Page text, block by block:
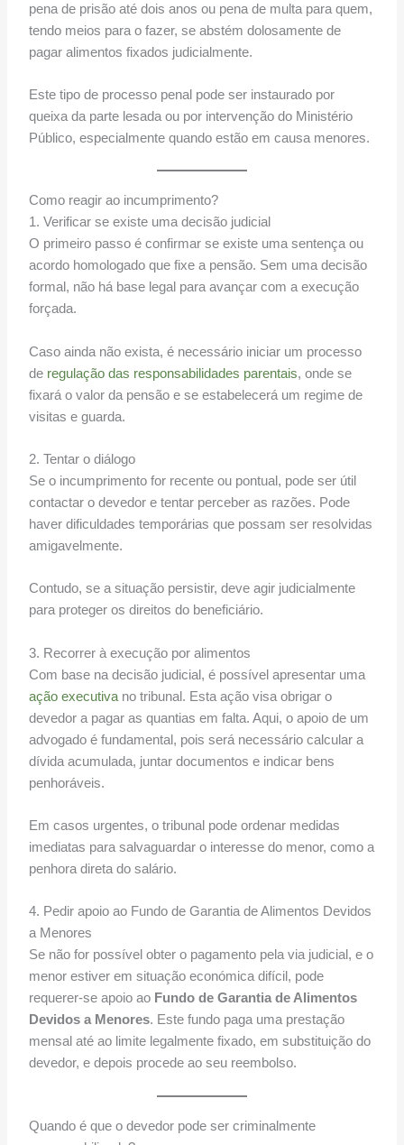
pena de prisão até dois anos ou pena de multa para quem,
tendo meios para o fazer, se abstém dolosamente de
pagar alimentos fixados judicialmente.
Este tipo de processo penal pode ser instaurado por
queixa da parte lesada ou por intervenção do Ministério
Público, especialmente quando estão em causa menores.
Como reagir ao incumprimento?
1. Verificar se existe uma decisão judicial
O primeiro passo é confirmar se existe uma sentença ou
acordo homologado que fixe a pensão. Sem uma decisão
formal, não há base legal para avançar com a execução
forçada.
Caso ainda não exista, é necessário iniciar um processo
de regulação das responsabilidades parentais, onde se
fixará o valor da pensão e se estabelecerá um regime de
visitas e guarda.
2. Tentar o diálogo
Se o incumprimento for recente ou pontual, pode ser útil
contactar o devedor e tentar perceber as razões. Pode
haver dificuldades temporárias que possam ser resolvidas
amigavelmente.
Contudo, se a situação persistir, deve agir judicialmente
para proteger os direitos do beneficiário.
3. Recorrer à execução por alimentos
Com base na decisão judicial, é possível apresentar uma
ação executivano tribunal. Esta ação visa obrigar o
devedor a pagar as quantias em falta. Aqui, o apoio de um
advogado é fundamental, pois será necessário calcular a
dívida acumulada, juntar documentos e indicar bens
penhoráveis.
Em casos urgentes, o tribunal pode ordenar medidas
imediatas para salvaguardar o interesse do menor, como a
penhora direta do salário.
4. Pedir apoio ao Fundo de Garantia de Alimentos Devidos
a Menores
Se não for possível obter o pagamento pela via judicial, e o
menor estiver em situação económica difícil, pode
requerer-se apoio ao Fundo de Garantia de Alimentos
Devidos a Menores. Este fundo paga uma prestação
mensal até ao limite legalmente fixado, em substituição do
devedor, e depois procede ao seu reembolso.
Quando é que o devedor pode ser criminalmente